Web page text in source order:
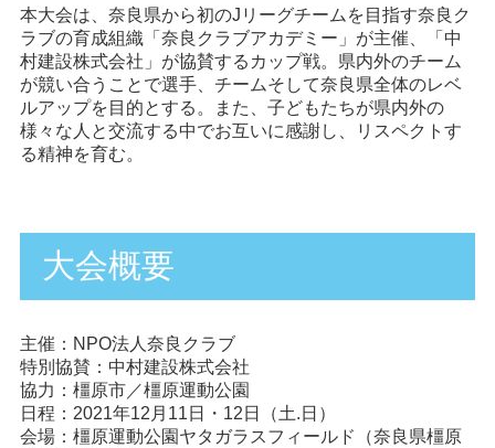
本大会は、奈良県から初のJリーグチームを目指す奈良ク
ラブの育成組織「奈良クラブアカデミー」が主催、「中
村建設株式会社」が協賛するカップ戦。県内外のチーム
が競い合うことで選手、チームそして奈良県全体のレベ
ルアップを目的とする。また、子どもたちが県内外の
様々な人と交流する中でお互いに感謝し、リスペクトす
る精神を育む。
大会概要
主催：NPO法人奈良クラブ
特別協賛：中村建設株式会社
協力：橿原市／橿原運動公園
日程：2021年12月11日・12日（土.日）
会場：橿原運動公園ヤタガラスフィールド（奈良県橿原